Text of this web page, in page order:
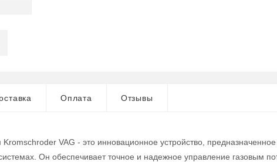
Оплата Отзывы
VAG - это инновационное устройство,
Он обеспечивает точное и надежное управление газовым